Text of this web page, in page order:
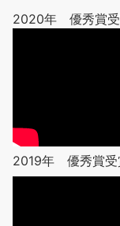
2020年 優秀賞
2019年 優秀賞受